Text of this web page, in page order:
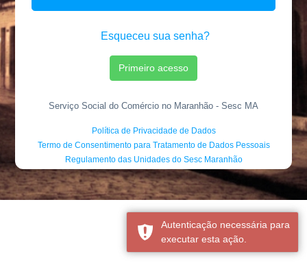
Esqueceu sua senha?
Primeiro acesso
Serviço Social do Comércio no Maranhão - Sesc MA
Política de Privacidade de Dados
Termo de Consentimento para Tratamento de Dados Pessoais
Regulamento das Unidades do Sesc Maranhão
Autenticação necessária para
executar esta ação.